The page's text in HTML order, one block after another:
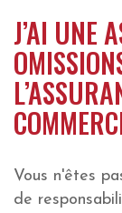
J’AI UNE
Vous n'êtes
de